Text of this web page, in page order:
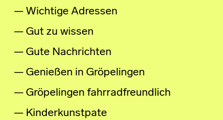
Wichtige Adressen
Gut zu wissen
Gute Nachrichten
Genießen in Gröpelingen
Gröpelingen fahrradfreundlich
Kinderkunstpate